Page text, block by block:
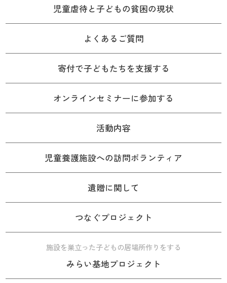
児童虐待と子どもの貧困の現状
よくあるご質問
寄付で子どもたちを支援する
オンラインセミナーに参加する
活動内容
児童養護施設への訪問ボランティア
遺贈に関して
つなぐプロジェクト
施設を巣立った子どもの居場所作りをする
みらい基地プロジェクト